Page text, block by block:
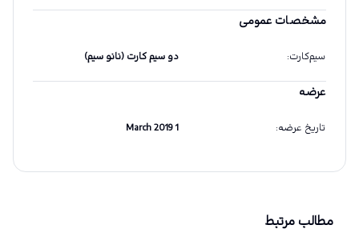
مشخصات عمومی
سیم‌کارت: دو سیم کارت (نانو سیم)
عرضه
تاریخ عرضه:
1 March 2019
مطالب مرتبط